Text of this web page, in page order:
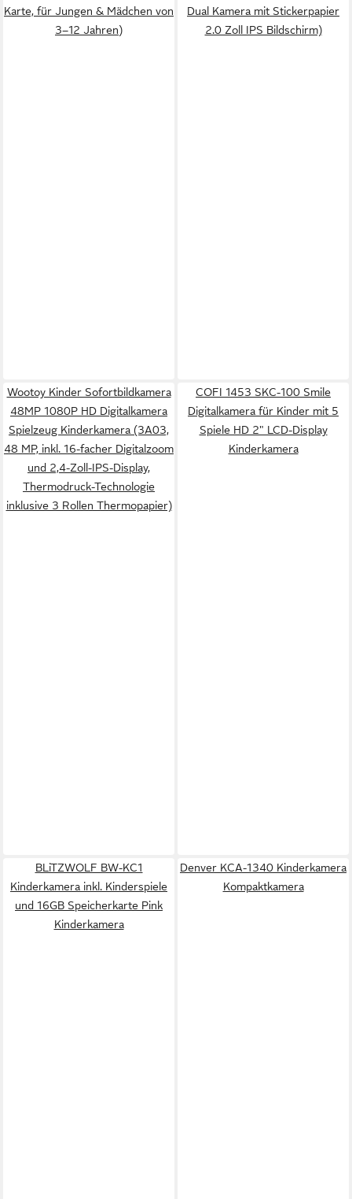
Karte, für Jungen & Mädchen von
3–12 Jahren)
Dual Kamera mit Stickerpapier
2.0 Zoll IPS Bildschirm)
Wootoy Kinder Sofortbildkamera
48MP 1080P HD Digitalkamera
Spielzeug Kinderkamera (3A03,
48 MP, inkl. 16-facher Digitalzoom
und 2,4-Zoll-IPS-Display,
Thermodruck-Technologie
inklusive 3 Rollen Thermopapier)
COFI 1453 SKC-100 Smile
Digitalkamera für Kinder mit 5
Spiele HD 2" LCD-Display
Kinderkamera
BLiTZWOLF BW-KC1
Kinderkamera inkl. Kinderspiele
und 16GB Speicherkarte Pink
Kinderkamera
Denver KCA-1340 Kinderkamera
Kompaktkamera